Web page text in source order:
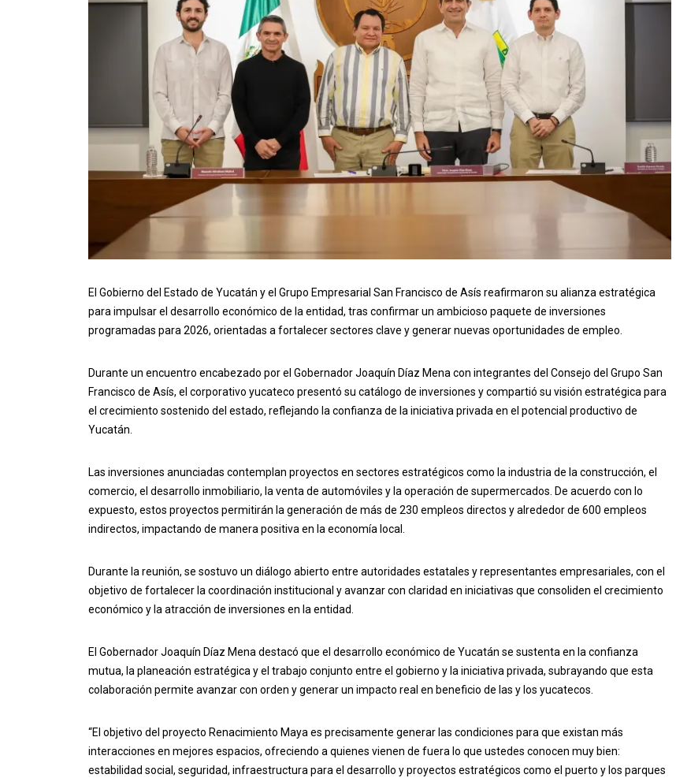
El Gobierno del Estado de Yucatán y el Grupo Empresarial San Francisco de Asís reafirmaron su alianza estratégica
para impulsar el desarrollo económico de la entidad, tras confirmar un ambicioso paquete de inversiones
programadas para 2026, orientadas a fortalecer sectores clave y generar nuevas oportunidades de empleo.
Durante un encuentro encabezado por el Gobernador Joaquín Díaz Mena con integrantes del Consejo del Grupo San
Francisco de Asís, el corporativo yucateco presentó su catálogo de inversiones y compartió su visión estratégica para
el crecimiento sostenido del estado, reflejando la confianza de la iniciativa privada en el potencial productivo de
Yucatán.
Las inversiones anunciadas contemplan proyectos en sectores estratégicos como la industria de la construcción, el
comercio, el desarrollo inmobiliario, la venta de automóviles y la operación de supermercados. De acuerdo con lo
expuesto, estos proyectos permitirán la generación de más de 230 empleos directos y alrededor de 600 empleos
indirectos, impactando de manera positiva en la economía local.
Durante la reunión, se sostuvo un diálogo abierto entre autoridades estatales y representantes empresariales, con el
objetivo de fortalecer la coordinación institucional y avanzar con claridad en iniciativas que consoliden el crecimiento
económico y la atracción de inversiones en la entidad.
El Gobernador Joaquín Díaz Mena destacó que el desarrollo económico de Yucatán se sustenta en la confianza
mutua, la planeación estratégica y el trabajo conjunto entre el gobierno y la iniciativa privada, subrayando que esta
colaboración permite avanzar con orden y generar un impacto real en beneficio de las y los yucatecos.
“El objetivo del proyecto Renacimiento Maya es precisamente generar las condiciones para que existan más
interacciones en mejores espacios, ofreciendo a quienes vienen de fuera lo que ustedes conocen muy bien:
estabilidad social, seguridad, infraestructura para el desarrollo y proyectos estratégicos como el puerto y los parques